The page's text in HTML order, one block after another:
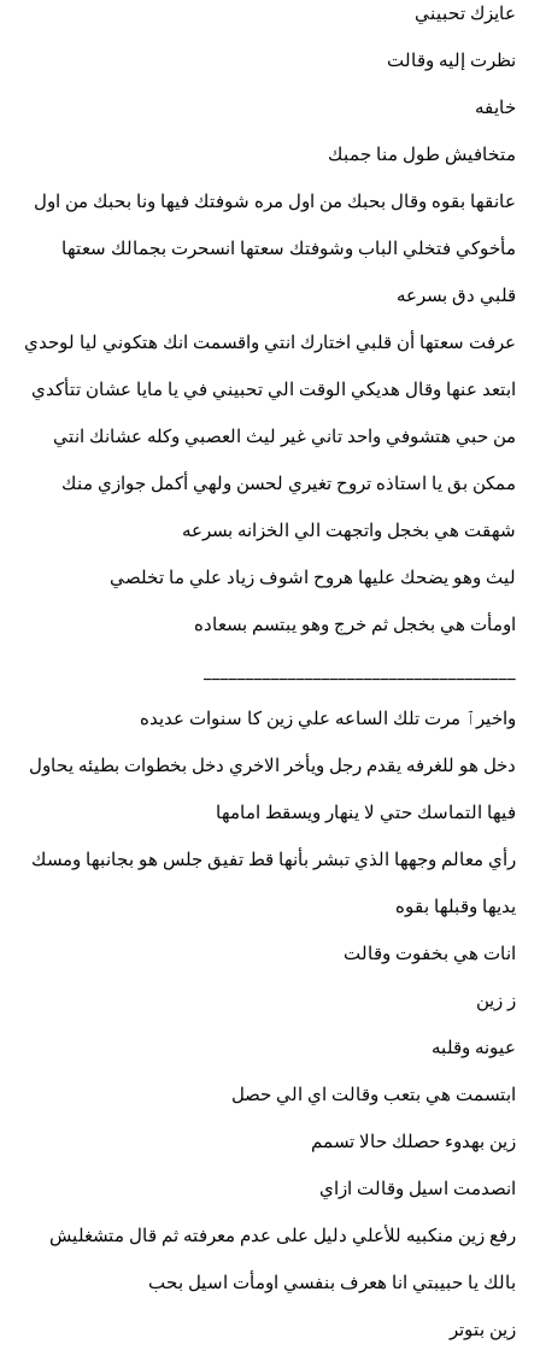
عايزك تحبيني
نظرت إليه وقالت
خايفه
متخافيش طول منا جمبك
عانقها بقوه وقال بحبك من اول مره شوفتك فيها ونا بحبك من اول
مأخوكي فتخلي الباب وشوفتك سعتها انسحرت بجمالك سعتها
قلبي دق بسرعه
عرفت سعتها أن قلبي اختارك انتي واقسمت انك هتكوني ليا لوحدي
ابتعد عنها وقال هديكي الوقت الي تحبيني في يا مايا عشان تتأكدي
من حبي هتشوفي واحد تاني غير ليث العصبي وكله عشانك انتي
ممكن بق يا استاذه تروح تغيري لحسن ولهي أكمل جوازي منك
شهقت هي بخجل واتجهت الي الخزانه بسرعه
ليث وهو يضحك عليها هروح اشوف زياد علي ما تخلصي
اومأت هي بخجل ثم خرج وهو يبتسم بسعاده
واخيرٱ مرت تلك الساعه علي زين كا سنوات عديده
دخل هو للغرفه يقدم رجل ويأخر الاخري دخل بخطوات بطيئه يحاول
فيها التماسك حتي لا ينهار ويسقط امامها
رأي معالم وجهها الذي تبشر بأنها قط تفيق جلس هو بجانبها ومسك
يديها وقبلها بقوه
انات هي بخفوت وقالت
ز زين
عيونه وقلبه
ابتسمت هي بتعب وقالت اي الي حصل
زين بهدوء حصلك حالا تسمم
انصدمت اسيل وقالت ازاي
رفع زين منكبيه للأعلي دليل على عدم معرفته ثم قال متشغليش
بالك يا حبيبتي انا هعرف بنفسي اومأت اسيل بحب
زين بتوتر